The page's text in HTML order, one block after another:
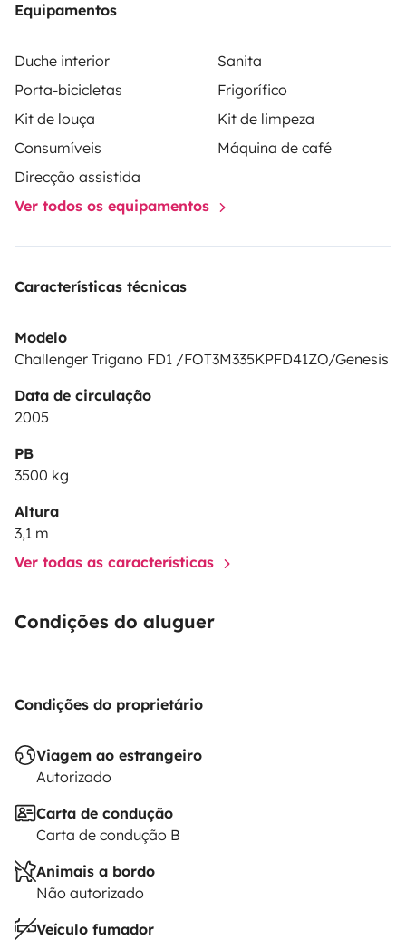
TAXAS
banho 20€ Limpeza. 40€
combustível meio 60€
Depósito combustível vazio
120€Entrega no aeroporto (Porto) 50€Recolha no
aeroporto (Porto) 50€
Bicicletas cada por aluguer.
25€Caução 1.000€ pago em dinheiro ou transferência
3 dias antes da partida
Equipamentos
Duche interior
Sanita
Porta-bicicletas
Frigorífico
Kit de louça
Kit de limpeza
Consumíveis
Máquina de café
Direcção assistida
Ver todos os equipamentos
Características técnicas
Modelo
Challenger Trigano FD1 /FOT3M335KPFD41ZO/Genesis
Data de circulação
2005
PB
3500 kg
Altura
3,1 m
Ver todas as características
Condições do aluguer
Condições do proprietário
Viagem ao estrangeiro
Autorizado
Carta de condução
Carta de condução B
Animais a bordo
Não autorizado
Veículo fumador